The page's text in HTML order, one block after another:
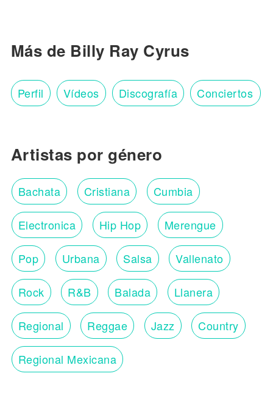
Más de Billy Ray Cyrus
Perfil Vídeos Discografía Conciertos
Artistas por género
Bachata Cristiana Cumbia
Electronica Hip Hop Merengue
Pop Urbana Salsa Vallenato
Rock R&B Balada Llanera
Regional Reggae Jazz Country
Regional Mexicana